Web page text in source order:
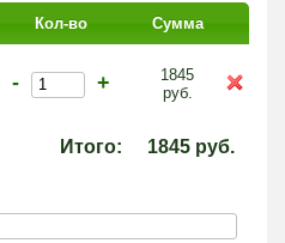
Кол-во Сумма
- +
1845
руб.
Итого: 1845 руб.